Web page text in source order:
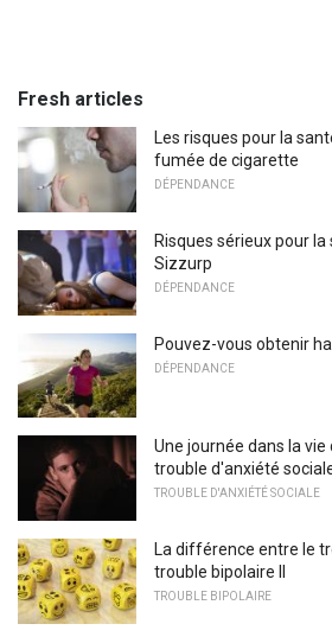
Fresh articles
Les risques pour la
fumée de cigarette
DÉPENDANCE
Risques sérieux pour
Sizzurp
DÉPENDANCE
Pouvez-vous obtenir
DÉPENDANCE
Une journée dans la
trouble d'anxiété
TROUBLE D'ANXIÉTÉ SOCIALE
La différence entre le
trouble bipolaire II
TROUBLE BIPOLAIRE